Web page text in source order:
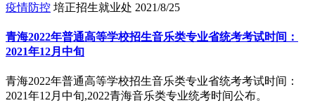
疫情防控 培正招生就业处 2021/8/25
青海2022年普通高等学校招生音乐类专业省统考考试时间：
2021年12月中旬
青海2022年普通高等学校招生音乐类专业省统考考试时间：
2021年12月中旬,2022青海音乐类专业统考时间公布。